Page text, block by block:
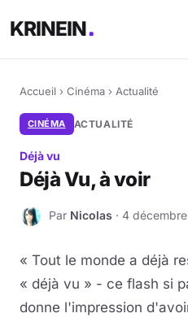
KRINEIN
Accueil › Cinéma › Actualité
CINÉMA ACTUALITÉ
Déjà vu
Déjà Vu, à voir
N Par Nicolas · 4
« Tout le monde a déjà
« déjà vu » - ce flash si
donne l'impression